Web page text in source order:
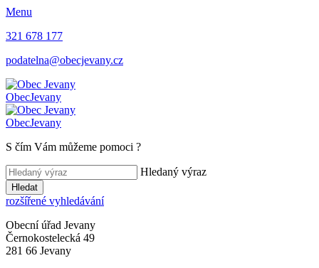
Menu
321 678 177
podatelna@obecjevany.cz
ObecJevany
ObecJevany
S čím Vám můžeme pomoci ?
Hledaný výraz
Hledat
rozšířené vyhledávání
Obecní úřad Jevany
Černokostelecká 49
281 66 Jevany